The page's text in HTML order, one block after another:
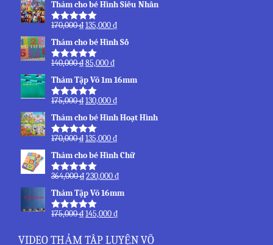
Thảm cho bé Hình Siêu Nhân
Được xếp
sao
170,000₫135,000₫
Thảm cho bé Hình Số
Được xếp
sao
140,000₫85,000₫
Thảm Tập Võ 1m 16mm
Được xếp
sao
175,000₫130,000₫
Thảm cho bé Hình Hoạt Hình
Được xếp
sao
170,000₫135,000₫
Thảm cho bé Hình Chữ
Được xếp
sao
364,000₫230,000₫
Thảm Tập Võ 16mm
Được xếp
sao
175,000₫145,000₫
VIDEO THẢM TÂP LUYỆN VÕ